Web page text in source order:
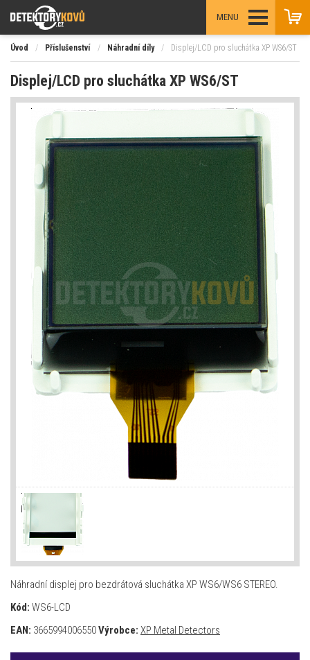
MENU
Úvod / Příslušenství / Náhradní díly / Displej/LCD pro sluchátka XP WS6/ST
Displej/LCD pro sluchátka XP WS6/ST
Náhradní displej pro bezdrátová sluchátka XP WS6/WS6 STEREO.
Kód: WS6-LCD
EAN: 3665994006550Výrobce: XP Metal Detectors